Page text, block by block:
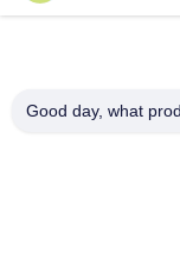
lote com secagem
Secador de grãos
Good day, what